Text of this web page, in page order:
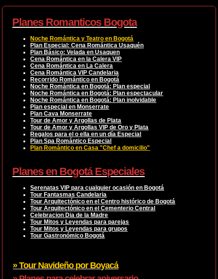
Planes Romanticos Bogota
Noche Romántica y Teatro en Bogotá
Plan Especial: Cena Romántica Usaquén
Plan Básico: Velada en Usaquen
Cena Romántica en la Calera VIP
Cena Romántica en La Calera
Cena Romántica VIP Candelaria
Recorrido Romántico en Bogotá
Noche Romántica en Bogotá: Plan especial
Noche Romántica en Bogotá: Plan espectacular
Noche Romántica en Bogotá: Plan inolvidable
Plan especial en Monserrate
Plan Cava Monserrate
Tour de Amor y Argollas de Plata
Tour de Amor y Argollas VIP de Oro y Plata
Regalos para el o ella en un día Especial
Plan Spa Romántico Especial
Plan Romántico en Casa "Chef a domicilio"
Planes en Bogotá Especiales
Serenatas VIP para cualquier ocasión en Bogotá
Tour Fantasmas Candelaria
Tour Arquitectónico en el Centro histórico de Bogotá
Tour Arquitectónico en el Cementerio Central
Celebracion Dia de la Madre
Tour Mitos y Leyendas para parejas
Tour Mitos y Leyendas para grupos
Tour Gastronómico Bogotá
» Tour Navideño por Boyacá